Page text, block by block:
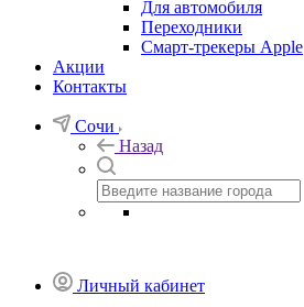
Для автомобиля
Переходники
Смарт-трекеры Apple
Акции
Контакты
Сочи
Назад
Личный кабинет